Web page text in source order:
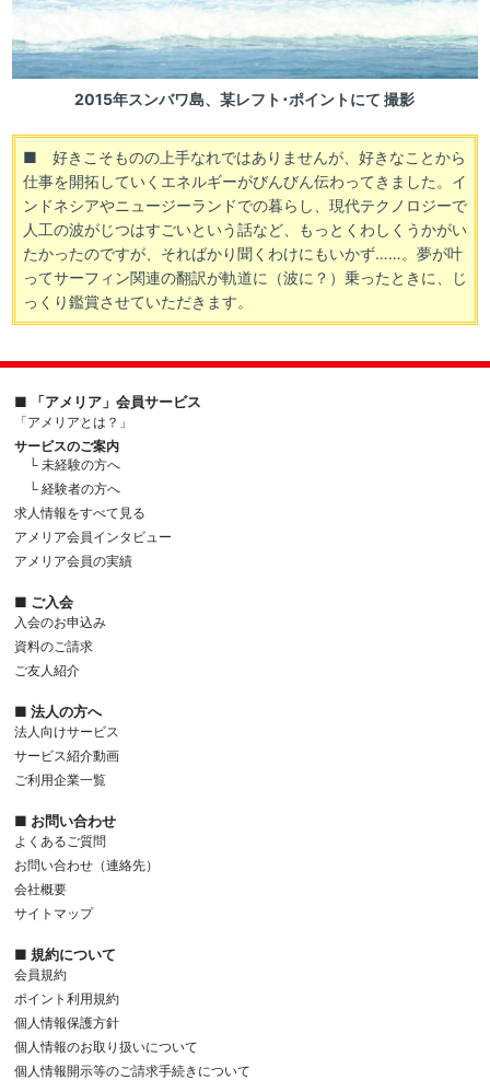
2015年スンバワ島、某レフト･ポイントにて 撮影
■ 好きこそものの上手なれではありませんが、好きなことから
仕事を開拓していくエネルギーがびんびん伝わってきました。イ
ンドネシアやニュージーランドでの暮らし、現代テクノロジーで
人工の波がじつはすごいという話など、もっとくわしくうかがい
たかったのですが、そればかり聞くわけにもいかず……。夢が叶
ってサーフィン関連の翻訳が軌道に（波に？）乗ったときに、じ
っくり鑑賞させていただきます。
■ 「アメリア」会員サービス
「アメリアとは？」
サービスのご案内
└ 未経験の方へ
└ 経験者の方へ
求人情報をすべて見る
アメリア会員インタビュー
アメリア会員の実績
■ ご入会
入会のお申込み
資料のご請求
ご友人紹介
■ 法人の方へ
法人向けサービス
サービス紹介動画
ご利用企業一覧
■ お問い合わせ
よくあるご質問
お問い合わせ（連絡先）
会社概要
サイトマップ
■ 規約について
会員規約
ポイント利用規約
個人情報保護方針
個人情報のお取り扱いについて
個人情報開示等のご請求手続きについて